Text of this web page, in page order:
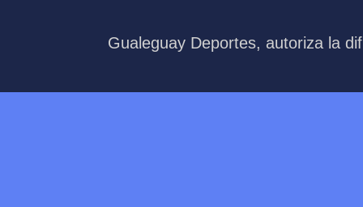
Gualeguay Deportes, autoriza la